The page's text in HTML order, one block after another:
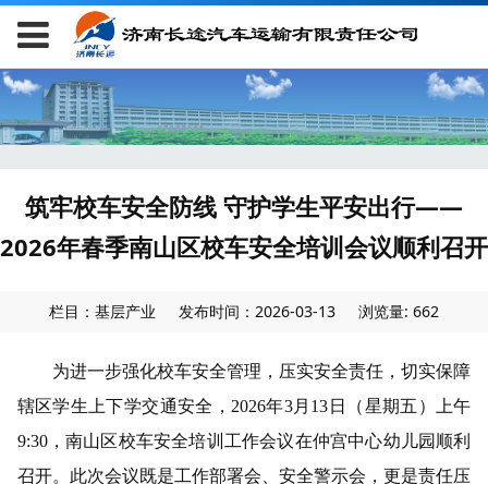
筑牢校车安全防线 守护学生平安出行——
2026年春季南山区校车安全培训会议顺利召开
栏目：基层产业 发布时间：2026-03-13 浏览量: 662
为进一步强化校车安全管理，压实安全责任，切实保障
辖区学生上下学交通安全， 2026年3月13日（星期五）上午
9:30，南山区校车安全培训工作会议在仲宫中心幼儿园顺利
召开。此次会议既是工作部署会、安全警示会，更是责任压